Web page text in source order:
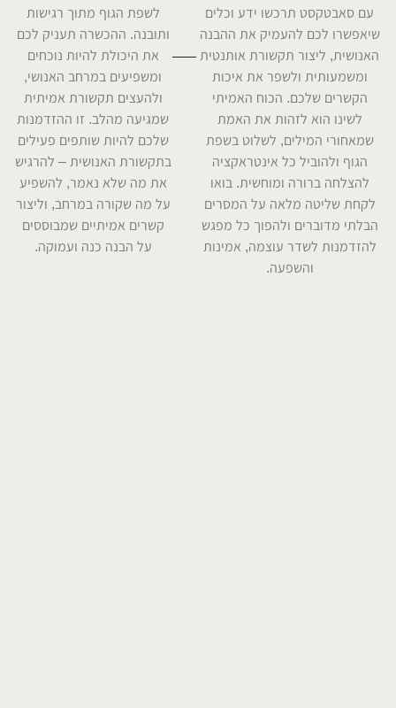
עם סאבטקסט תרכשו ידע וכלים
שיאפשרו לכם להעמיק את ההבנה
האנושית, ליצור תקשורת אותנטית
ומשמעותית ולשפר את איכות
הקשרים שלכם. הכוח האמיתי
לשינו הוא לזהות את האמת
שמאחורי המילים, לשלוט בשפת
הגוף ולהוביל כל אינטראקציה
להצלחה ברורה ומוחשית. בואו
לקחת שליטה מלאה על המסרים
הבלתי מדוברים ולהפוך כל מפגש
להזדמנות לשדר עוצמה, אמינות
והשפעה.
לשפת הגוף מתוך רגישות
ותובנה. ההכשרה תעניק לכם
את היכולת להיות נוכחים
ומשפיעים במרחב האנושי,
ולהעצים תקשורת אמיתית
שמגיעה מהלב. זו ההזדמנות
שלכם להיות שותפים פעילים
בתקשורת האנושית – להרגיש
את מה שלא נאמר, להשפיע
על מה שקורה במרחב, וליצור
קשרים אמיתיים שמבוססים
על הבנה כנה ועמוקה.